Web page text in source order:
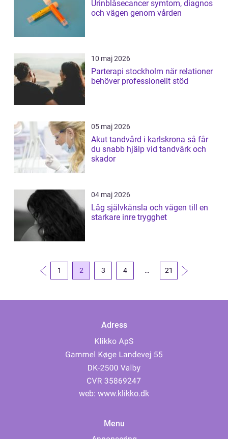
Urinblåsecancer symtom, diagnos
och vägen genom vården
10 maj 2026
Parterapi stockholm när relationer
behöver professionellt stöd
05 maj 2026
Akut tandvård i karlskrona så får
du snabb hjälp vid tandvärk och
skador
04 maj 2026
Låg självkänsla och vägen till en
starkare inre trygghet
1 2 3 4 … 21
Adress
web: www.klikko.dk
Menu